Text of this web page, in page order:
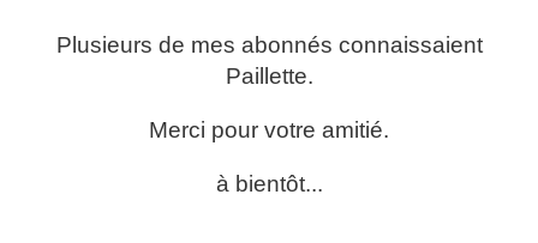
Plusieurs de mes abonnés connaissaient
Paillette.
Merci pour votre amitié.
à bientôt...